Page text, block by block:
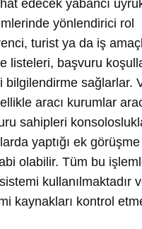
edecek yabancı
yönlendirici rol
turist ya da iş
listeleri, başvuru
bilgilendirme sağlarlar.
aracı kurumlar
sahipleri
yaptığı ek
olabilir. Tüm bu
kullanılmaktadır
kaynakları kontrol